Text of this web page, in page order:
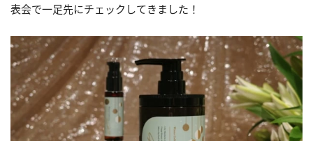
表会で一足先にチェックしてきました！